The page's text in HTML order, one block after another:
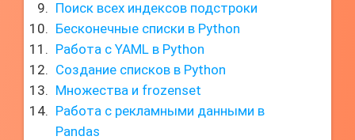
Поиск всех индексов подстроки
Бесконечные списки в Python
Работа с YAML в Python
Создание списков в Python
Множества и frozenset
Работа с рекламными данными в
Pandas